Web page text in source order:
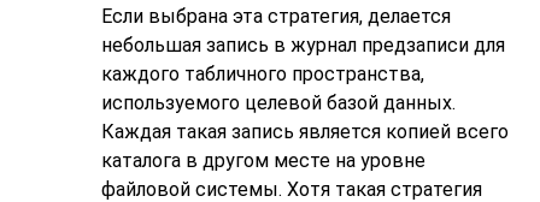
Если выбрана эта стратегия, делается
небольшая запись в журнал предзаписи для
каждого табличного пространства,
используемого целевой базой данных.
Каждая такая запись является копией всего
каталога в другом месте на уровне
файловой системы. Хотя такая стратегия